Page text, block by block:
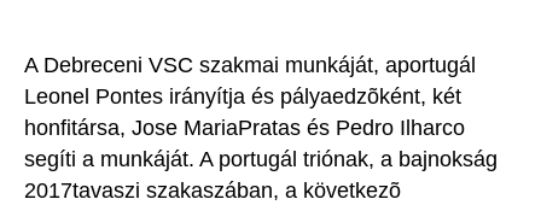
A Debreceni VSC szakmai munkáját, aportugál
Leonel Pontes irányítja és pályaedzõként, két
honfitársa, Jose MariaPratas és Pedro Ilharco
segíti a munkáját. A portugál triónak, a bajnokság
2017tavaszi szakaszában, a következõ